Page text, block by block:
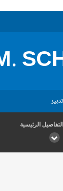
تدبير
التفاصيل الرئيسية